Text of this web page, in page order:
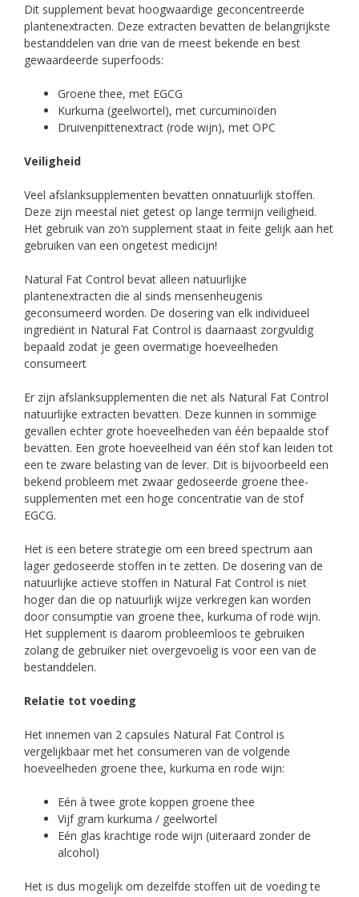
Dit supplement bevat hoogwaardige geconcentreerde
plantenextracten. Deze extracten bevatten de belangrijkste
bestanddelen van drie van de meest bekende en best
gewaardeerde superfoods:
Groene thee, met EGCG
Kurkuma (geelwortel), met curcuminoïden
Druivenpittenextract (rode wijn), met OPC
Veiligheid
Veel afslanksupplementen bevatten onnatuurlijk stoffen.
Deze zijn meestal niet getest op lange termijn veiligheid.
Het gebruik van zo’n supplement staat in feite gelijk aan het
gebruiken van een ongetest medicijn!
Natural Fat Control bevat alleen natuurlijke
plantenextracten die al sinds mensenheugenis
geconsumeerd worden. De dosering van elk individueel
ingrediënt in Natural Fat Control is daarnaast zorgvuldig
bepaald zodat je geen overmatige hoeveelheden
consumeert
Er zijn afslanksupplementen die net als Natural Fat Control
natuurlijke extracten bevatten. Deze kunnen in sommige
gevallen echter grote hoeveelheden van één bepaalde stof
bevatten. Een grote hoeveelheid van één stof kan leiden tot
een te zware belasting van de lever. Dit is bijvoorbeeld een
bekend probleem met zwaar gedoseerde groene thee-
supplementen met een hoge concentratie van de stof
EGCG.
Het is een betere strategie om een breed spectrum aan
lager gedoseerde stoffen in te zetten. De dosering van de
natuurlijke actieve stoffen in Natural Fat Control is niet
hoger dan die op natuurlijk wijze verkregen kan worden
door consumptie van groene thee, kurkuma of rode wijn.
Het supplement is daarom probleemloos te gebruiken
zolang de gebruiker niet overgevoelig is voor een van de
bestanddelen.
Relatie tot voeding
Het innemen van 2 capsules Natural Fat Control is
vergelijkbaar met het consumeren van de volgende
hoeveelheden groene thee, kurkuma en rode wijn:
Eén à twee grote koppen groene thee
Vijf gram kurkuma / geelwortel
Eén glas krachtige rode wijn (uiteraard zonder de
alcohol)
Het is dus mogelijk om dezelfde stoffen uit de voeding te